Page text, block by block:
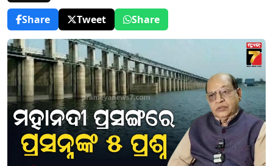
Share
Tweet Share